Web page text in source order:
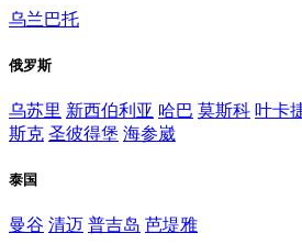
乌兰巴托
俄罗斯
乌苏里 新西伯利亚 哈巴 莫斯科 叶卡
斯克 圣彼得堡 海参崴
泰国
曼谷 清迈 普吉岛 芭堤雅